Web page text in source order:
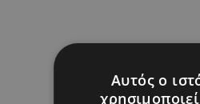
Αυτός ο